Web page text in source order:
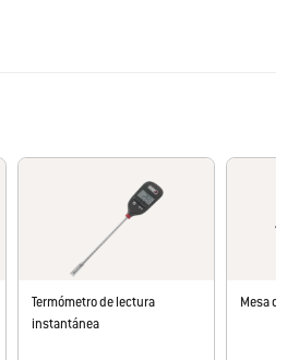
de madera Searwood 600 y
o plegada
Termómetro de lectura
instantánea
Mesa